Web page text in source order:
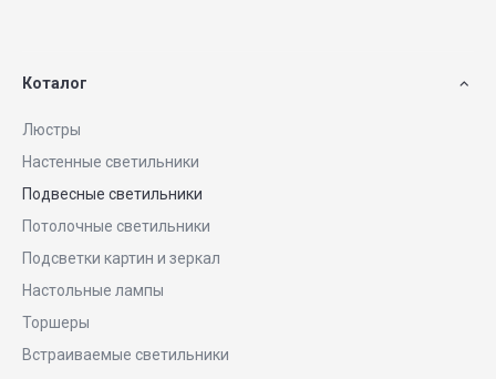
Коталог
Люстры
Настенные светильники
Подвесные светильники
Потолочные светильники
Подсветки картин и зеркал
Настольные лампы
Торшеры
Встраиваемые светильники